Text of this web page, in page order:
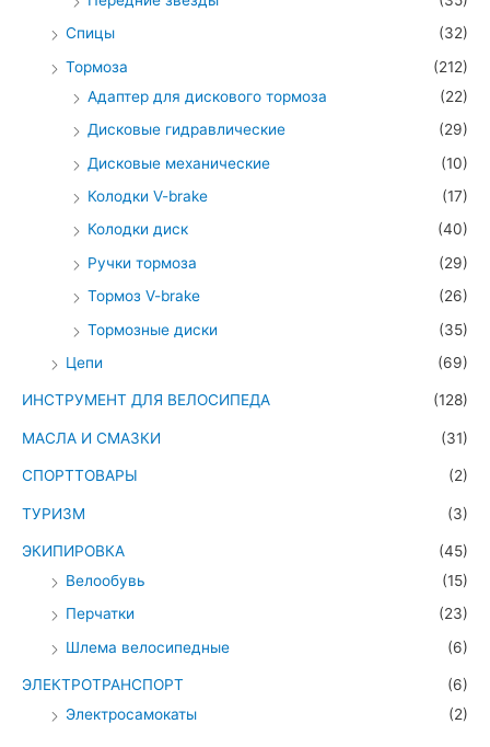
Спицы
(32)
Тормоза
(212)
Адаптер для дискового тормоза
(22)
Дисковые гидравлические
(29)
Дисковые механические
(10)
Колодки V-brake
(17)
Колодки диск
(40)
Ручки тормоза
(29)
Тормоз V-brake
(26)
Тормозные диски
(35)
Цепи
(69)
ИНСТРУМЕНТ ДЛЯ ВЕЛОСИПЕДА (128)
МАСЛА И СМАЗКИ (31)
СПОРТТОВАРЫ (2)
ТУРИЗМ (3)
ЭКИПИРОВКА
(45)
Велообувь
(15)
Перчатки
(23)
Шлема велосипедные
(6)
ЭЛЕКТРОТРАНСПОРТ
(6)
Электросамокаты
(2)